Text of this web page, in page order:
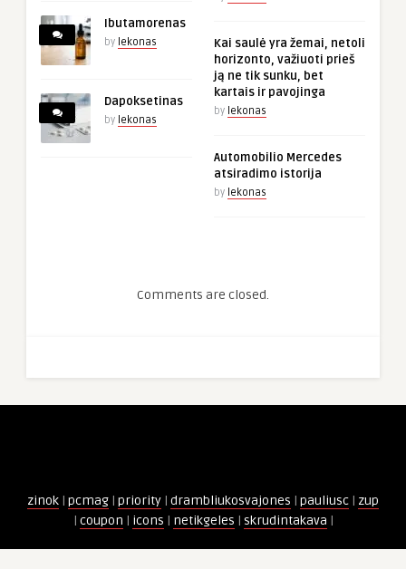
Ibutamorenas
by lekonas
Dapoksetinas
by lekonas
Kai saulė yra žemai, netoli
horizonto, važiuoti prieš
ją ne tik sunku, bet
kartais ir pavojinga
by lekonas
Automobilio Mercedes
atsiradimo istorija
by lekonas
Comments are closed.
zinok | pcmag | priority | drambliukosvajones | pauliusc | zup
| coupon | icons | netikgeles | skrudintakava |